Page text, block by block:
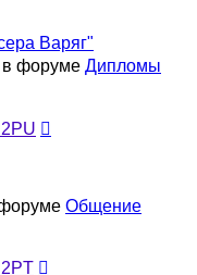
Варяг"
в форуме Дипломы
Общение